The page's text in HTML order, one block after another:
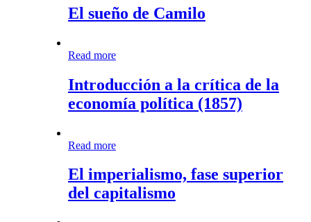
de
Camilo
El sueño de Camilo
Introducción
la
crítica
de
política
(1857)
Read more
Introducción a la crítica de la
economía política (1857)
El
fase
superior
del
Read more
El imperialismo, fase superior
del capitalismo